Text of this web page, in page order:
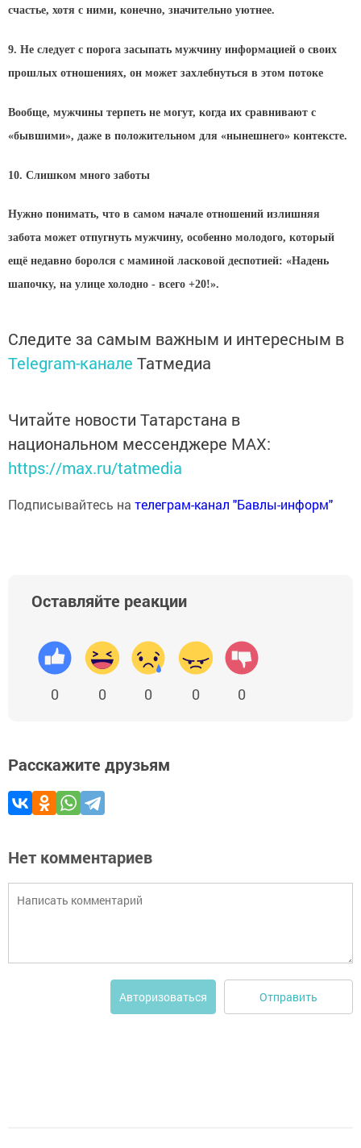
счастье, хотя с ними, конечно, значительно уютнее.
9. Не следует с порога засыпать мужчину информацией о своих
прошлых отношениях, он может захлебнуться в этом потоке
Вообще, мужчины терпеть не могут, когда их сравнивают с
«бывшими», даже в положительном для «нынешнего» контексте.
10. Слишком много заботы
Нужно понимать, что в самом начале отношений излишняя
забота может отпугнуть мужчину, особенно молодого, который
ещё недавно боролся с маминой ласковой деспотией: «Надень
шапочку, на улице холодно - всего +20!».
Следите за самым важным и интересным в
Telegram-канале Татмедиа
Читайте новости Татарстана в
национальном мессенджере MАХ:
https://max.ru/tatmedia
Подписывайтесь на телеграм-канал "Бавлы-информ"
Оставляйте реакции
0 0 0 0 0
Расскажите друзьям
Нет комментариев
Авторизоваться Отправить